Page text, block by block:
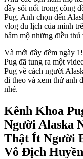
đầy sôi nổi trong công
Pug. Anh chọn đến
vlog du lịch của mình
hâm mộ những điều thú
Và mới đây đêm ngày
Pug đã tung ra một
Pug về cách người
đi theo và xem thử anh
nhé.
Kênh Khoa
Người Alaska
Thật Ít Người
Vô Địch